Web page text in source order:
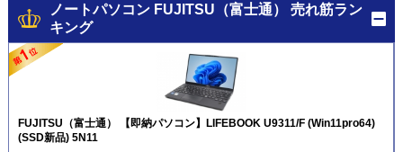
ノートパソコン FUJITSU（富士通） 売れ筋ラン
キング
FUJITSU（富士通） 【即納パソコン】LIFEBOOK U9311/F (Win11pro64)
(SSD新品) 5N11